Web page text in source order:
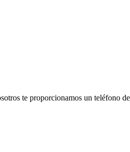
te proporcionamos un teléfono